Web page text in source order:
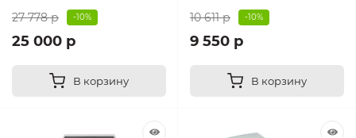
27 778 р -10%
25 000 р
В корзину
10 611 р -10%
9 550 р
В корзину